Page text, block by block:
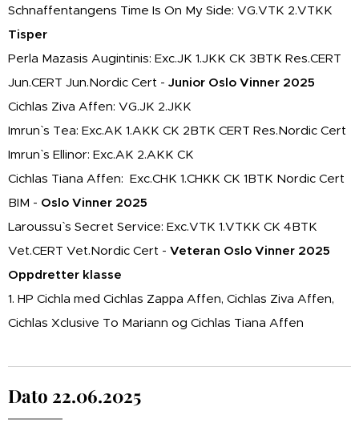
Schnaffentangens Time Is On My Side: VG.VTK 2.VTKK
Tisper
Perla Mazasis Augintinis: Exc.JK 1.JKK CK 3BTK Res.CERT
Jun.CERT Jun.Nordic Cert - Junior Oslo Vinner 2025
Cichlas Ziva Affen: VG.JK 2.JKK
Imrun` s Tea: Exc.AK 1.AKK CK 2BTK CERT Res.Nordic Cert
Imrun` s Ellinor: Exc.AK 2.AKK CK
Cichlas Tiana Affen: Exc.CHK 1.CHKK CK 1BTK Nordic Cert
BIM - Oslo Vinner 2025
Laroussu` s Secret Service: Exc.VTK 1.VTKK CK 4BTK
Vet.CERT Vet.Nordic Cert - Veteran Oslo Vinner 2025
Oppdretter klasse
1. HP Cichla med Cichlas Zappa Affen, Cichlas Ziva Affen,
Cichlas Xclusive To Mariann og Cichlas Tiana Affen
Dato 22.06.2025